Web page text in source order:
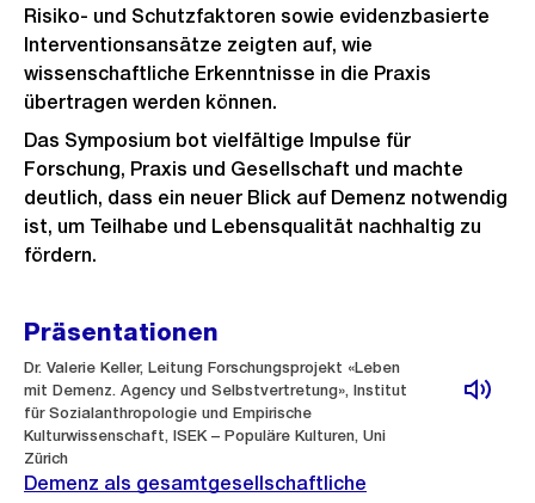
Risiko- und Schutzfaktoren sowie evidenzbasierte
Interventionsansätze zeigten auf, wie
wissenschaftliche Erkenntnisse in die Praxis
übertragen werden können.
Das Symposium bot vielfältige Impulse für
Forschung, Praxis und Gesellschaft und machte
deutlich, dass ein neuer Blick auf Demenz notwendig
ist, um Teilhabe und Lebensqualität nachhaltig zu
fördern.
Präsentationen
Dr. Valerie Keller, Leitung Forschungsprojekt «Leben
mit Demenz. Agency und Selbstvertretung», Institut
für Sozialanthropologie und Empirische
Kulturwissenschaft, ISEK – Populäre Kulturen, Uni
Zürich
Demenz als gesamtgesellschaftliche